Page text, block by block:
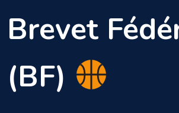
Brevet
(BF)